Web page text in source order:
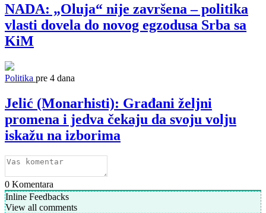
NADA: „Oluja“ nije završena – politika
vlasti dovela do novog egzodusa Srba sa
KiM
Politika pre 4 dana
Jelić (Monarhisti): Građani željni
promena i jedva čekaju da svoju volju
iskažu na izborima
0 Komentara
Inline Feedbacks
View all comments